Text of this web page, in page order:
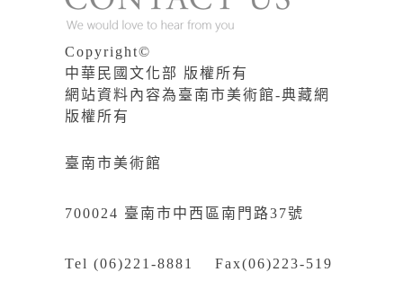
Copyright©
中華民國文化部 版權所有
網站資料內容為臺南市美術館-典藏網
版權所有
臺南市美術館
700024 臺南市中西區南門路37號
Tel (06)221-8881 Fax(06)223-519